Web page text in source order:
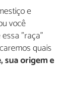
e
você
"raça"
quais
sua origem e